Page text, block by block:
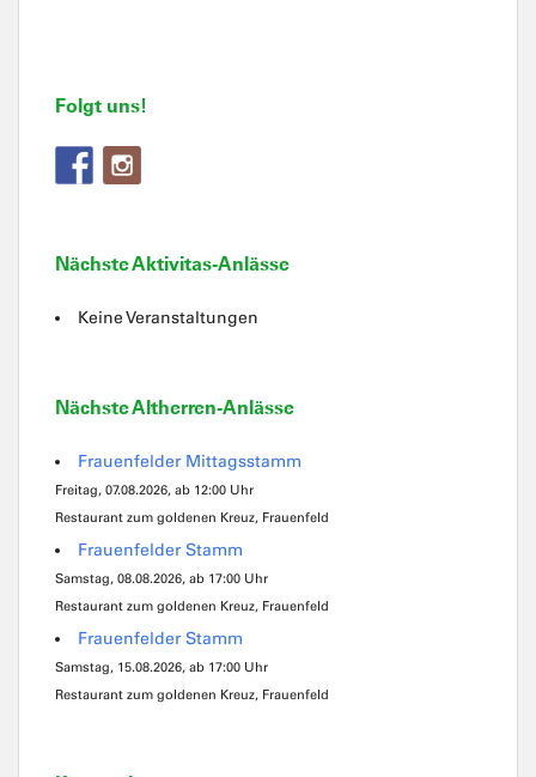
Folgt uns!
Nächste Aktivitas-Anlässe
Keine Veranstaltungen
Nächste Altherren-Anlässe
Frauenfelder Mittagsstamm
Freitag, 07.08.2026, ab 12:00 Uhr
Restaurant zum goldenen Kreuz, Frauenfeld
Frauenfelder Stamm
Samstag, 08.08.2026, ab 17:00 Uhr
Restaurant zum goldenen Kreuz, Frauenfeld
Frauenfelder Stamm
Samstag, 15.08.2026, ab 17:00 Uhr
Restaurant zum goldenen Kreuz, Frauenfeld